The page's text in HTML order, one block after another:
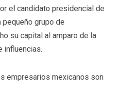
el candidato presidencial de
pequeño grupo de
su capital al amparo de la
influencias.
empresarios mexicanos son